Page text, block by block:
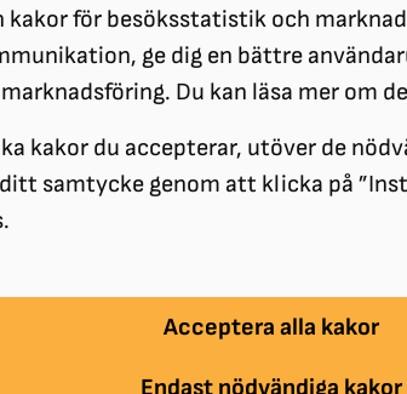
kakor för besöksstatistik och
ge dig en bättre
Du kan läsa mer om
kakor du accepterar, utöver de
samtycke genom att klicka på
Acceptera alla kakor
Endast nödvändiga kakor
DISTRIKT SRF ÖREBRO LÄN